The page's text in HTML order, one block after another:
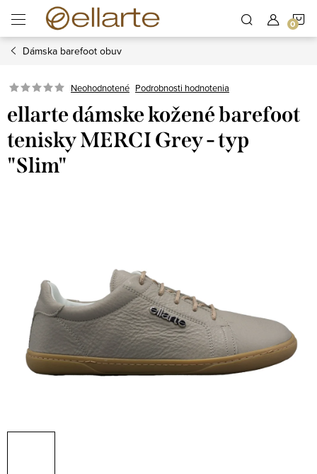
obsah
Dámska barefoot obuv
Neohodnotené Podrobnosti hodnotenia
ellarte dámske kožené barefoot
tenisky MERCI Grey - typ
"Slim"